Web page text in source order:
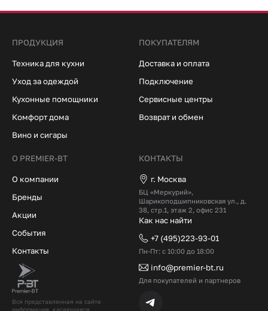
Вся представленная на сайте
информация, касающаяся
ПРОДУКЦИЯ
Техника для кухни
Уход за одеждой
Кухонные помощники
Комфорт дома
Вино и сигары
ПОКУПАТЕЛЯМ
Доставка и оплата
Подключение
Сервисные центры
Возврат и обмен
О PREMIER-BT
О компании
Бренды
Акции
События
Контакты
КОНТАКТЫ
г. Москва
БЦ «Меркурий»,
Шарикоподшипниковская ул., д.
38, стр.1, этаж 2, офис 231
Как нас найти
+7 (495)223-93-01
Пн-Пт: с 10:00 до 18:00
info@premier-bt.ru
Для покупателей и партнеров